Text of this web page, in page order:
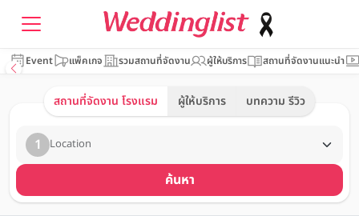
Event แพ็คเกจ รวมสถานที่จัดงาน ผู้ให้บริการ สถานที่จัดงานแนะนำ
สถานที่จัดงาน โรงแรม ผู้ให้บริการ บทความ รีวิว
1 Location
ค้นหา